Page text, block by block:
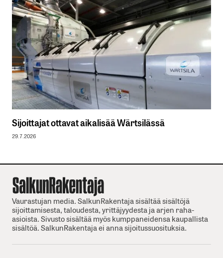
Sijoittajat ottavat aikalisää Wärtsilässä
29.7.2026
Vaurastujan media. SalkunRakentaja sisältää sisältöjä
sijoittamisesta, taloudesta, yrittäjyydesta ja arjen raha-
asioista. Sivusto sisältää myös kumppaneidensa kaupallista
sisältöä. SalkunRakentaja ei anna sijoitussuosituksia.